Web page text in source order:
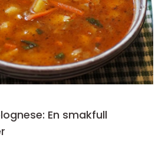
En smakfull